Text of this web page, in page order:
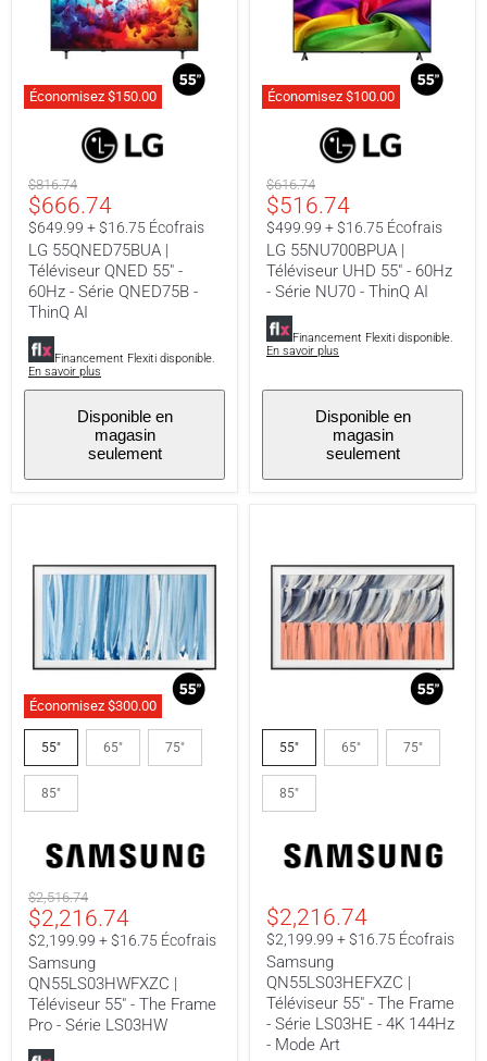
Économisez $150.00
55QNED75BUA
QNED
55"
60Hz
Série
QNED75B
AI
Prix
original
$816.74
Prix
actuel
$666.74
$649.99 + $16.75 Écofrais
LG 55QNED75BUA |
Téléviseur QNED 55" -
60Hz - Série QNED75B -
ThinQ AI
Financement Flexiti disponible.
En savoir plus
Disponible en
magasin
seulement
Économisez $100.00
55NU700BPUA
UHD
55"
60Hz
Série
NU70
ThinQ
AI
Prix
original
$616.74
Prix
actuel
$516.74
$499.99 + $16.75 Écofrais
LG 55NU700BPUA |
Téléviseur UHD 55" - 60Hz
- Série NU70 - ThinQ AI
Financement Flexiti disponible.
En savoir plus
Disponible en
magasin
seulement
Économisez $300.00
Samsung
QN55LS03HWFXZC
|
Téléviseur
55"
-
Frame
Pro
Série
LS03HW
55" 65" 75"
85"
Prix
original
$2,516.74
Prix
actuel
$2,216.74
$2,199.99 + $16.75 Écofrais
Samsung
QN55LS03HWFXZC |
Téléviseur 55" - The Frame
Pro - Série LS03HW
Samsung
QN55LS03HEFXZC
|
Téléviseur
55"
-
Frame
4K
144Hz
Mode
Art
55" 65" 75"
85"
$2,216.74
$2,199.99 + $16.75 Écofrais
Samsung
QN55LS03HEFXZC |
Téléviseur 55" - The Frame
- Série LS03HE - 4K 144Hz
- Mode Art